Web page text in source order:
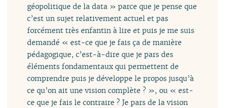
géopolitique de la data » parce que je pense que
c’est un sujet relativement actuel et pas
forcément très enfantin à lire et puis je me suis
demandé « est-ce que je fais ça de manière
pédagogique, c’est-à-dire que je pars des
éléments fondamentaux qui permettent de
comprendre puis je développe le propos jusqu’à
ce qu’on ait une vision complète ? », ou « est-
ce que je fais le contraire ? Je pars de la vision